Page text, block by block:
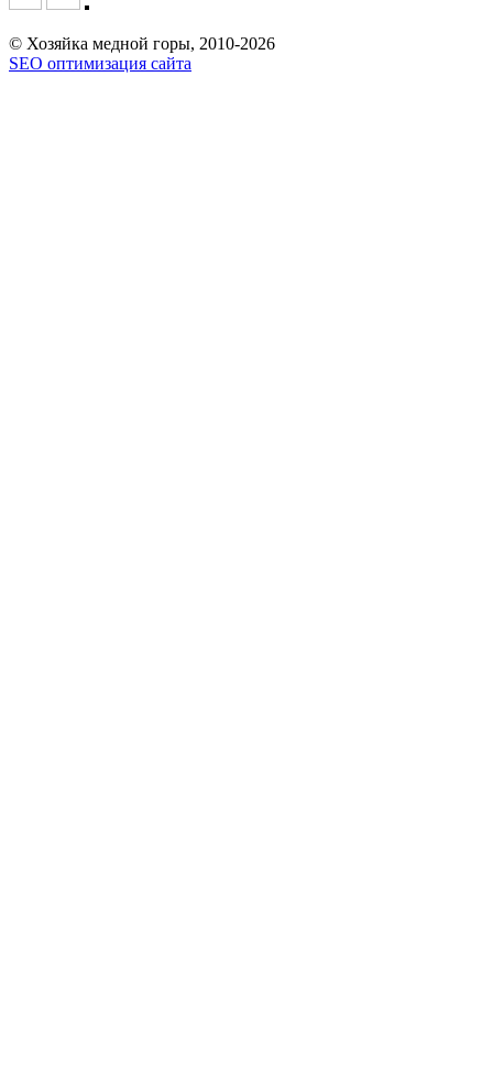
© Хозяйка медной горы, 2010-2026
SEO оптимизация сайта